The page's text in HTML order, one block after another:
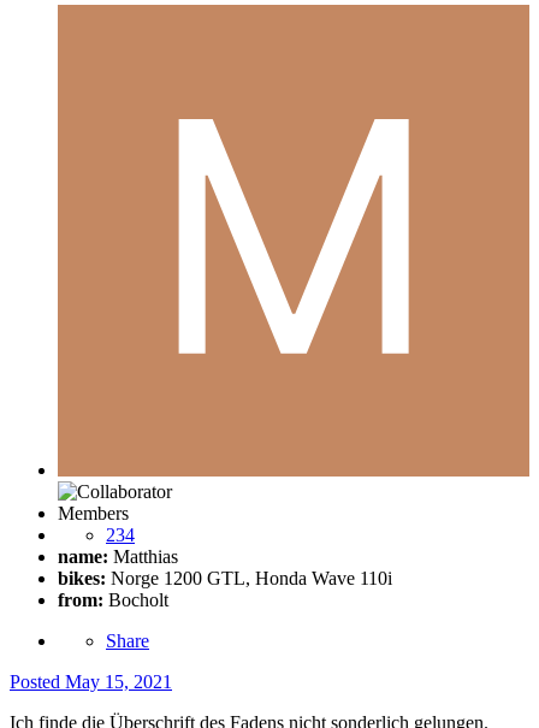
Members
234
name: Matthias
bikes: Norge 1200 GTL, Honda Wave 110i
from: Bocholt
Share
Posted May 15, 2021
Ich finde die Überschrift des Fadens nicht sonderlich gelungen.